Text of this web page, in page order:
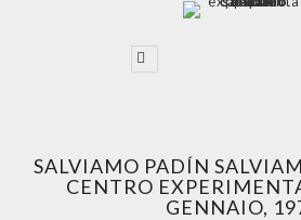
SALVIAMO PADÍN
CENTRO
GENNAIO,